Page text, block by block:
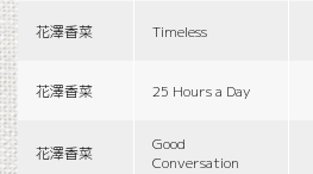
花澤香菜 Timeless
花澤香菜 25 Hours a Day
花澤香菜
Good
Conversation